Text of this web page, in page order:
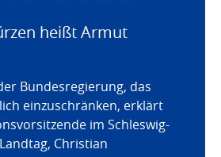
heißt Armut
Bundesregierung, das
einzuschränken, erklärt
im Schleswig-
Christian